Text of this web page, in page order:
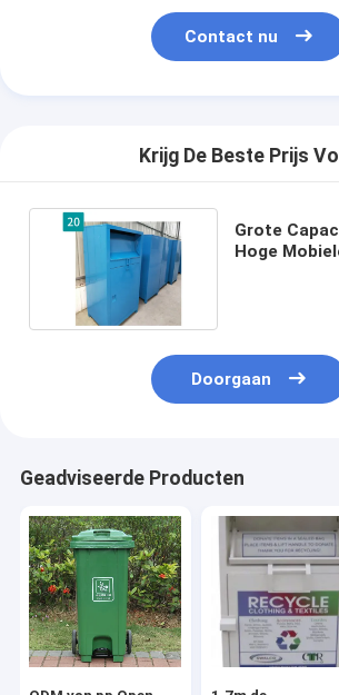
Contact nu
Krijg De Beste Prijs
Grote
Hoge
Doorgaan
Geadviseerde Producten